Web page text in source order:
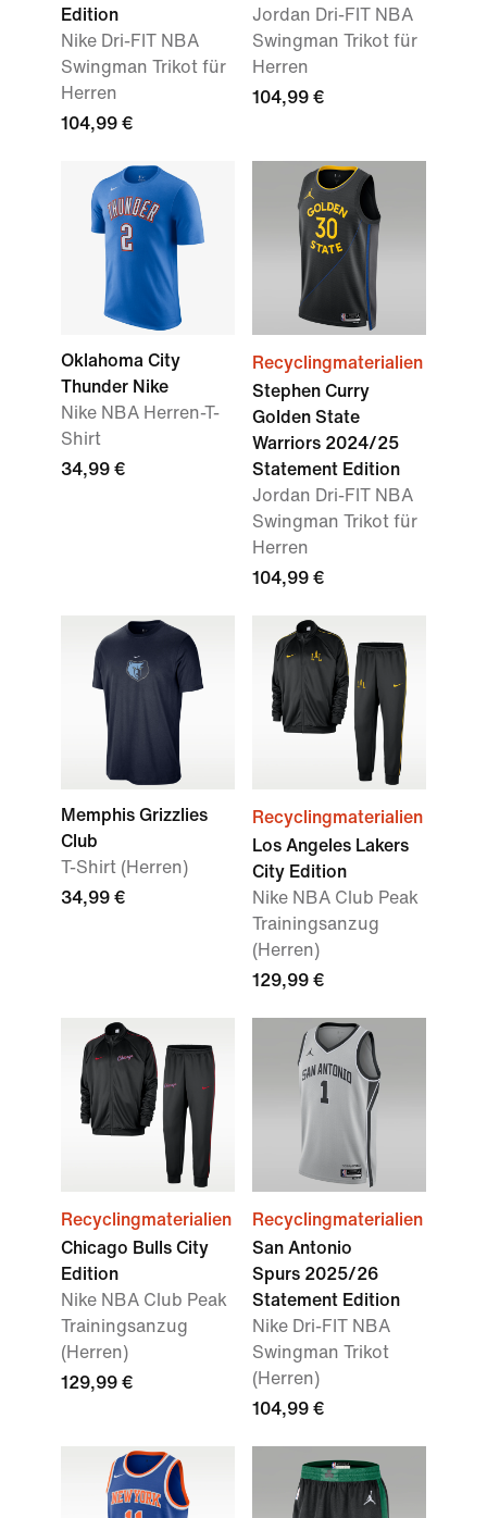
Edition
Nike Dri-FIT NBA
Swingman Trikot für
Herren
104,99 €
Jordan Dri-FIT NBA
Swingman Trikot für
Herren
104,99 €
Oklahoma City
Thunder Nike
Nike NBA Herren-T-
Shirt
34,99 €
Recyclingmaterialien
Stephen Curry
Golden State
Warriors 2024/25
Statement Edition
Jordan Dri-FIT NBA
Swingman Trikot für
Herren
104,99 €
Memphis Grizzlies
Club
T-Shirt (Herren)
34,99 €
Recyclingmaterialien
Los Angeles Lakers
City Edition
Nike NBA Club Peak
Trainingsanzug
(Herren)
129,99 €
Recyclingmaterialien
Chicago Bulls City
Edition
Nike NBA Club Peak
Trainingsanzug
(Herren)
129,99 €
Recyclingmaterialien
San Antonio
Spurs 2025/26
Statement Edition
Nike Dri-FIT NBA
Swingman Trikot
(Herren)
104,99 €